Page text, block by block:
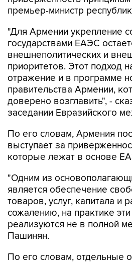
премьер-министр
"Для Армении укрепление
государствами ЕАЭС
внешнеполитических и
приоритетов. Этот подход
отражение и в программе
правительства Армении,
доверено возглавить", -
заседании Евразийского
По его словам, Армения
выступает за
которые лежат в основе
"Одним из
является обеспечение
товаров, услуг, капитала и
сожалению, на практике
реализуются не в полной
Пашинян.
По его словам, отдельные